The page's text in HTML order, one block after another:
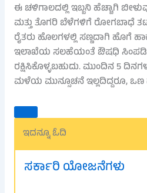
ಈ ಚಳಿಗಾಲದಲ್ಲಿ ಇಬ್ಬನಿ ಹೆಚ್ಚಾಗಿ
ಮತ್ತು ತೊಗರಿ ಬೆಳೆಗಳಿಗೆ ರೋಗಬಾಧೆ
ರೈತರು ಹೊಲಗಳಲ್ಲಿ ಸಣ್ಣದಾಗಿ ಹೊಗೆ
ಇಲಾಖೆಯ ಸಲಹೆಯಂತೆ ಔಷಧಿ
ರಕ್ಷಿಸಿಕೊಳ್ಳಬಹುದು. ಮುಂದಿನ 5
ಮಳೆಯ ಮುನ್ಸೂಚನೆ ಇಲ್ಲದಿದ್ದರೂ,
ಇದನ್ನೂ ಓದಿ
ಸರ್ಕಾರಿ ಯೋಜನೆಗಳು